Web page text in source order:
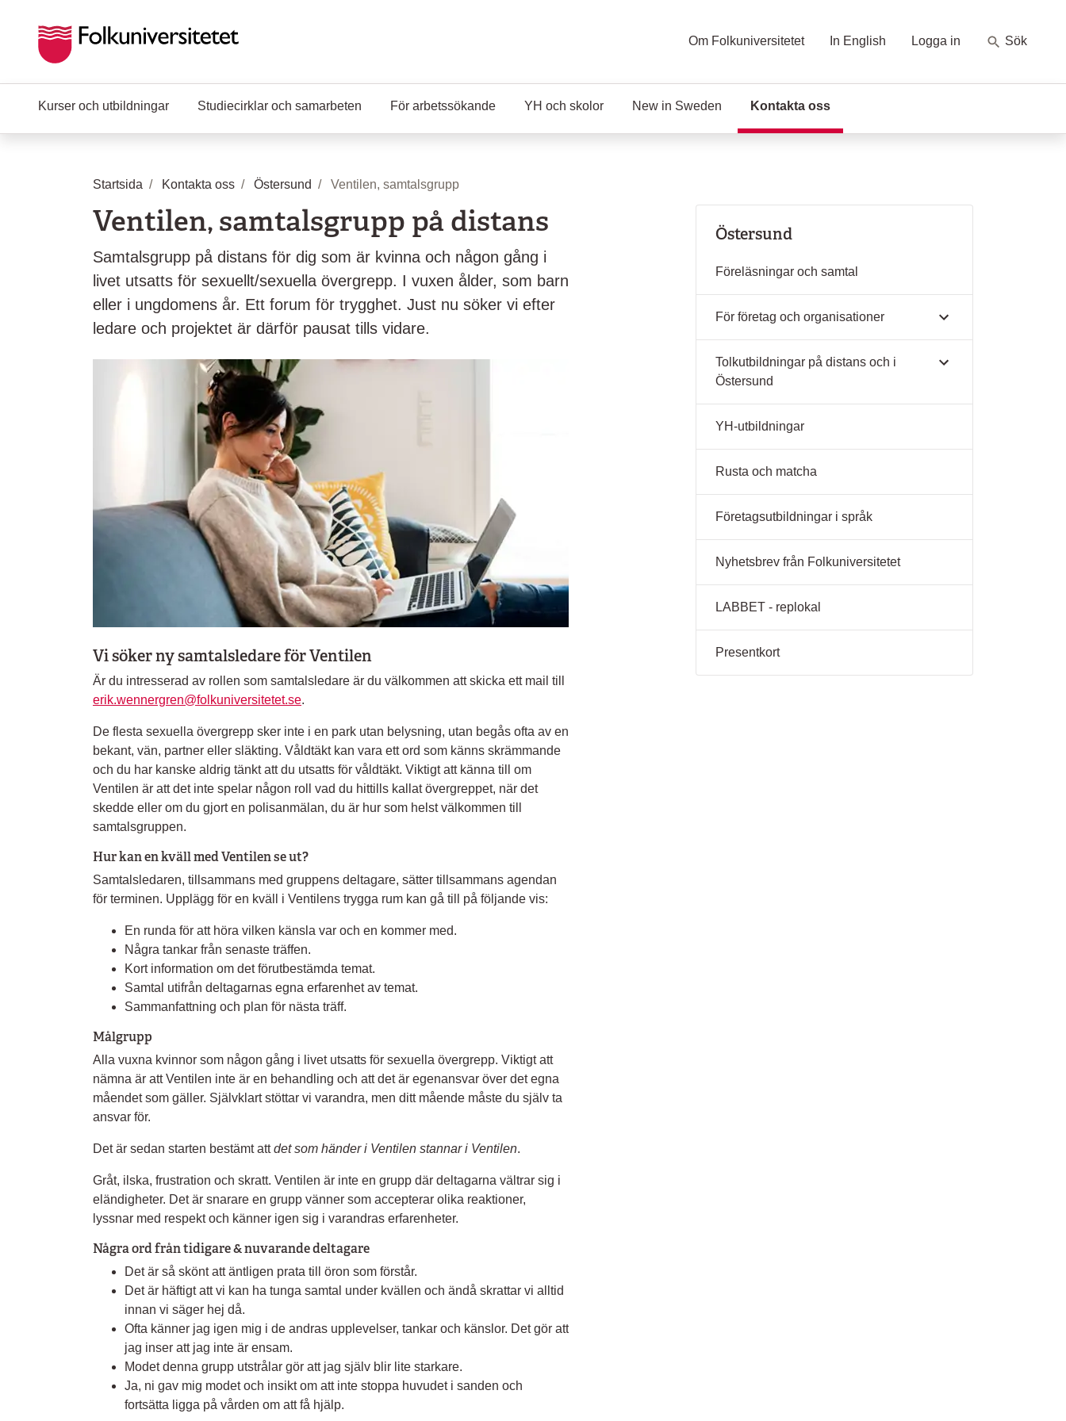
Om Folkuniversitetet In English Logga in Sök
Kurser och utbildningar Studiecirklar och samarbeten För arbetssökande YH och skolor New in Sweden Kontakta oss
Startsida Kontakta oss Östersund Ventilen, samtalsgrupp
Ventilen, samtalsgrupp på distans
Samtalsgrupp på distans för dig som är kvinna och någon gång i
livet utsatts för sexuellt/sexuella övergrepp. I vuxen ålder, som barn
eller i ungdomens år. Ett forum för trygghet. Just nu söker vi efter
ledare och projektet är därför pausat tills vidare.
Vi söker ny samtalsledare för Ventilen
Är du intresserad av rollen som samtalsledare är du välkommen att skicka ett mail till
erik.wennergren@folkuniversitetet.se.
De flesta sexuella övergrepp sker inte i en park utan belysning, utan begås ofta av en
bekant, vän, partner eller släkting. Våldtäkt kan vara ett ord som känns skrämmande
och du har kanske aldrig tänkt att du utsatts för våldtäkt. Viktigt att känna till om
Ventilen är att det inte spelar någon roll vad du hittills kallat övergreppet, när det
skedde eller om du gjort en polisanmälan, du är hur som helst välkommen till
samtalsgruppen.
Hur kan en kväll med Ventilen se ut?
Samtalsledaren, tillsammans med gruppens deltagare, sätter tillsammans agendan
för terminen. Upplägg för en kväll i Ventilens trygga rum kan gå till på följande vis:
En runda för att höra vilken känsla var och en kommer med.
Några tankar från senaste träffen.
Kort information om det förutbestämda temat.
Samtal utifrån deltagarnas egna erfarenhet av temat.
Sammanfattning och plan för nästa träff.
Målgrupp
Alla vuxna kvinnor som någon gång i livet utsatts för sexuella övergrepp. Viktigt att
nämna är att Ventilen inte är en behandling och att det är egenansvar över det egna
måendet som gäller. Självklart stöttar vi varandra, men ditt mående måste du själv ta
ansvar för.
Det är sedan starten bestämt attdet som händer i Ventilen stannar i Ventilen.
Gråt, ilska, frustration och skratt. Ventilen är inte en grupp där deltagarna vältrar sig i
eländigheter. Det är snarare en grupp vänner som accepterar olika reaktioner,
lyssnar med respekt och känner igen sig i varandras erfarenheter.
Några ord från tidigare & nuvarande deltagare
Det är så skönt att äntligen prata till öron som förstår.
Det är häftigt att vi kan ha tunga samtal under kvällen och ändå skrattar vi alltid
innan vi säger hej då.
Ofta känner jag igen mig i de andras upplevelser, tankar och känslor. Det gör att
jag inser att jag inte är ensam.
Modet denna grupp utstrålar gör att jag själv blir lite starkare.
Ja, ni gav mig modet och insikt om att inte stoppa huvudet i sanden och
fortsätta ligga på vården om att få hjälp.
Östersund
Föreläsningar och samtal
För företag och organisationer
Tolkutbildningar på distans och i
Östersund
YH-utbildningar
Rusta och matcha
Företagsutbildningar i språk
Nyhetsbrev från Folkuniversitetet
LABBET - replokal
Presentkort